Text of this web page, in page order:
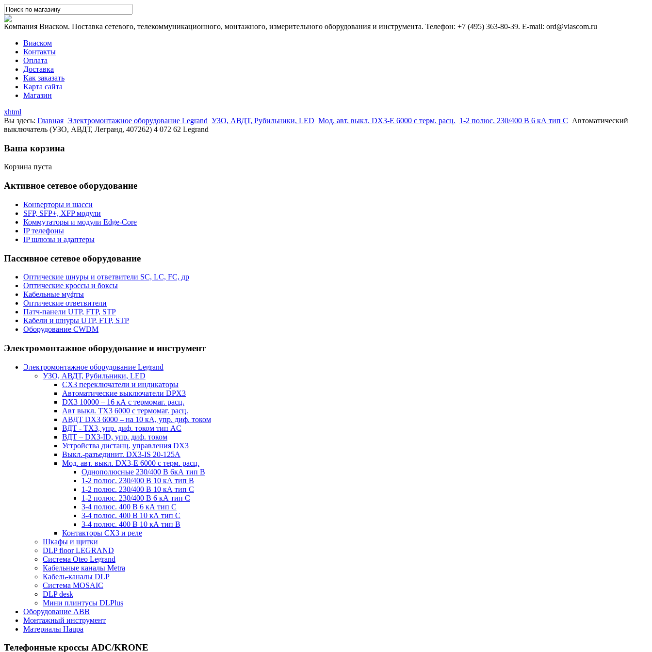
Компания Виаском. Поставка сетевого, телекоммуникационного, монтажного, измерительного оборудования и инструмента. Телефон: +7 (495) 363-80-39. E-mail: ord@viascom.ru
Виаском
Контакты
Оплата
Доставка
Как заказать
Карта сайта
Магазин
xhtml
Вы здесь: Главная Электромонтажное оборудование Legrand УЗО, АВДТ, Рубильники, LED Мод. авт. выкл. DX3-E 6000 с терм. расц. 1-2 полюс. 230/400 В 6 кА тип С Автоматический
выключатель (УЗО, АВДТ, Легранд, 407262) 4 072 62 Legrand
Ваша корзина
Корзина пуста
Активное сетевое оборудование
Конверторы и шасси
SFP, SFP+, XFP модули
Коммутаторы и модули Edge-Core
IP телефоны
IP шлюзы и адаптеры
Пассивное сетевое оборудование
Оптические шнуры и ответвители SC, LC, FC, др
Оптические кроссы и боксы
Кабельные муфты
Оптические ответвители
Патч-панели UTP, FTP, STP
Кабели и шнуры UTP, FTP, STP
Оборудование CWDM
Электромонтажное оборудование и инструмент
Электромонтажное оборудование Legrand
УЗО, АВДТ, Рубильники, LED
CX3 переключатели и индикаторы
Автоматические выключатели DPX3
DX3 10000 – 16 кА с термомаг. расц.
Авт выкл. TX3 6000 с термомаг. расц.
АВДТ DX3 6000 – на 10 кА, упр. диф. током
ВДТ - TX3, упр. диф. током тип AC
ВДТ – DX3-ID, упр. диф. током
Устройства дистанц. управления DX3
Выкл.-разъединит. DX3-IS 20-125А
Мод. авт. выкл. DX3-E 6000 с терм. расц.
Однополюсные 230/400 В 6кА тип B
1-2 полюс. 230/400 В 10 кА тип B
1-2 полюс. 230/400 В 10 кА тип С
1-2 полюс. 230/400 В 6 кА тип С
3-4 полюс. 400 В 6 кА тип С
3-4 полюс. 400 В 10 кА тип С
3-4 полюс. 400 В 10 кА тип B
Контакторы CX3 и реле
Шкафы и щитки
DLP floor LEGRAND
Система Oteo Legrand
Кабельные каналы Metra
Кабель-каналы DLP
Система MOSAIC
DLP desk
Мини плинтусы DLPlus
Оборудование ABB
Монтажный инструмент
Материалы Haupa
Телефонные кроссы ADC/KRONE